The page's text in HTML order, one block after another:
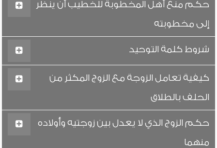
حكم منع أهل المخطوبة للخطيب أن ينظر
إلى مخطوبته
شروط كلمة التوحيد
كيفية تعامل الزوجة مع الزوج المكثر من
الحلف بالطلاق
حكم الزوج الذي لا يعدل بين زوجتيه وأولاده
منهما